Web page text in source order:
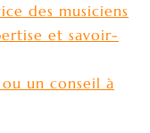
des musiciens
et savoir-
un conseil à